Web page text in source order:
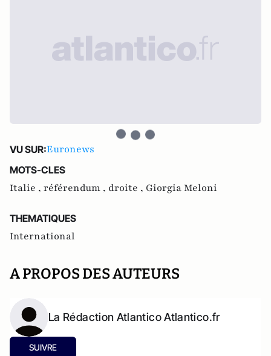
VU SUR:Euronews
MOTS-CLES
Italie , référendum , droite , Giorgia Meloni
THEMATIQUES
International
A PROPOS DES AUTEURS
La Rédaction Atlantico Atlantico.fr
SUIVRE